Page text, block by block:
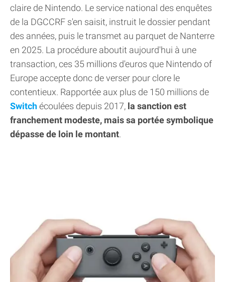
claire de Nintendo. Le service national des enquêtes
de la DGCCRF s'en saisit, instruit le dossier pendant
des années, puis le transmet au parquet de Nanterre
en 2025. La procédure aboutit aujourd'hui à une
transaction, ces 35 millions d'euros que Nintendo of
Europe accepte donc de verser pour clore le
contentieux. Rapportée aux plus de 150 millions de
Switchécoulées depuis 2017, la sanction est
franchement modeste, mais sa portée symbolique
dépasse de loin le montant.